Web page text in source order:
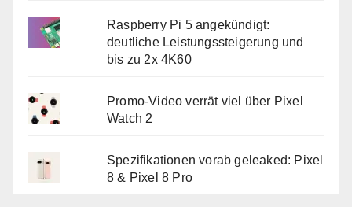
Raspberry Pi 5 angekündigt:
deutliche Leistungssteigerung und
bis zu 2x 4K60
Promo-Video verrät viel über Pixel
Watch 2
Spezifikationen vorab geleaked: Pixel
8 & Pixel 8 Pro